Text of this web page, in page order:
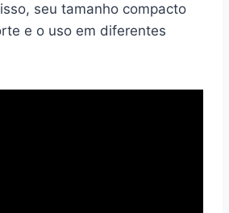
seu tamanho compacto
e o uso em diferentes